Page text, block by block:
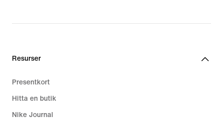
Resurser
Presentkort
Hitta en butik
Nike Journal